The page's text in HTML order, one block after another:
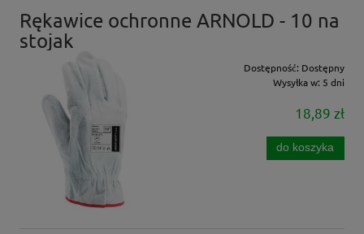
Rękawice ochronne ARNOLD - 10 na
stojak
Dostępność: Dostępny
Wysyłka w: 5 dni
18,89 zł
do koszyka